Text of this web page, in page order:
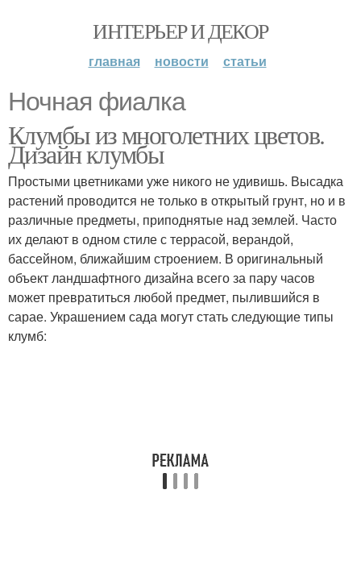
ИНТЕРЬЕР И ДЕКОР
главная новости статьи
Ночная фиалка
Клумбы из многолетних цветов.
Дизайн клумбы
Простыми цветниками уже никого не удивишь. Высадка
растений проводится не только в открытый грунт, но и в
различные предметы, приподнятые над землей. Часто
их делают в одном стиле с террасой, верандой,
бассейном, ближайшим строением. В оригинальный
объект ландшафтного дизайна всего за пару часов
может превратиться любой предмет, пылившийся в
сарае. Украшением сада могут стать следующие типы
клумб: